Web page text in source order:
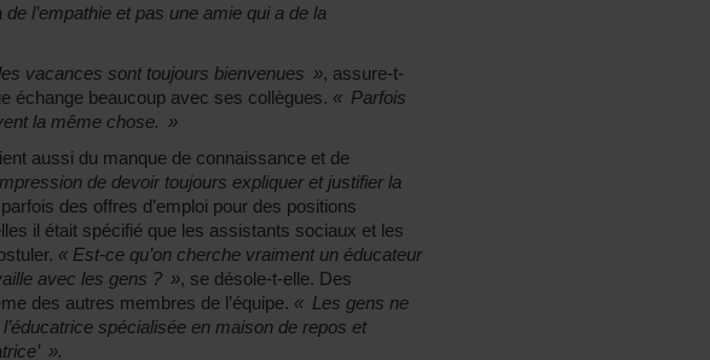
l’empathie et pas une amie qui a de la
vacances sont toujours bienvenues », assure-t-
échange beaucoup avec ses collègues. « Parfois
la même chose. »
aussi du manque de connaissance et de
de devoir toujours expliquer et justifier la
des offres d’emploi pour des positions
il était spécifié que les assistants sociaux et les
« Est-ce qu’on cherche vraiment un éducateur
avec les gens ? », se désole-t-elle. Des
des autres membres de l’équipe. « Les gens ne
spécialisée en maison de repos et
».